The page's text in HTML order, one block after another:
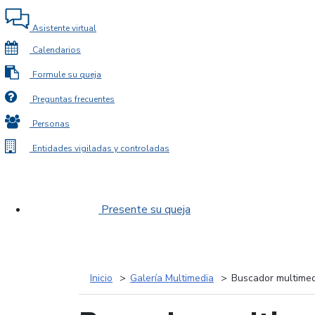
Asistente virtual
Calendarios
Formule su queja
Preguntas frecuentes
Personas
Entidades vigiladas y controladas
Presente su queja
Inicio Galería Multimedia Buscador